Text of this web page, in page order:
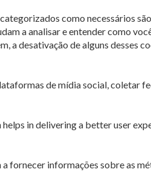
como necessários
a analisar e entender como
a desativação de alguns desses
de mídia social, coletar
in delivering a better user
fornecer informações sobre as